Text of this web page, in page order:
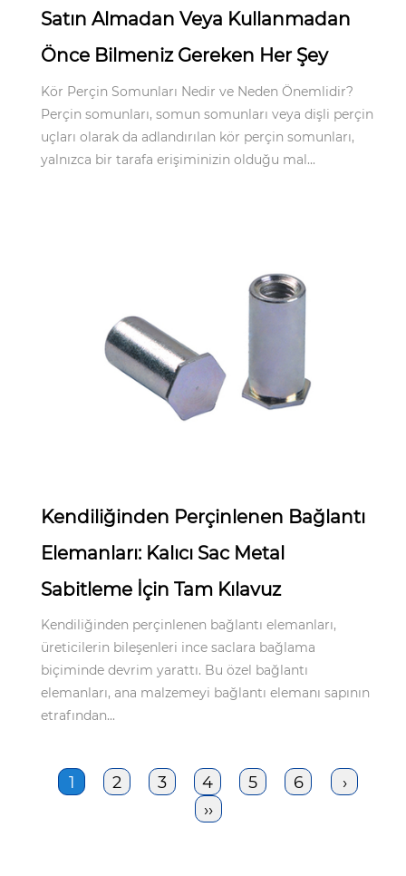
Satın Almadan Veya Kullanmadan
Önce Bilmeniz Gereken Her Şey
Kör Perçin Somunları Nedir ve Neden Önemlidir?
Perçin somunları, somun somunları veya dişli perçin
uçları olarak da adlandırılan kör perçin somunları,
yalnızca bir tarafa erişiminizin olduğu mal...
Kendiliğinden Perçinlenen Bağlantı
Elemanları: Kalıcı Sac Metal
Sabitleme İçin Tam Kılavuz
Kendiliğinden perçinlenen bağlantı elemanları,
üreticilerin bileşenleri ince saclara bağlama
biçiminde devrim yarattı. Bu özel bağlantı
elemanları, ana malzemeyi bağlantı elemanı sapının
etrafından...
1 2 3 4 5 6
›
››